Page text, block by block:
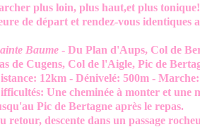
loin, plus haut,et plus tonique!
et rendez-vous identiques
Baume - Du Plan d'Aups, Col de
Col de l'Aigle, Pic de
- Dénivelé: 500m - Marche:
Une cheminée à monter et une
de Bertagne après le repas.
dans un passage